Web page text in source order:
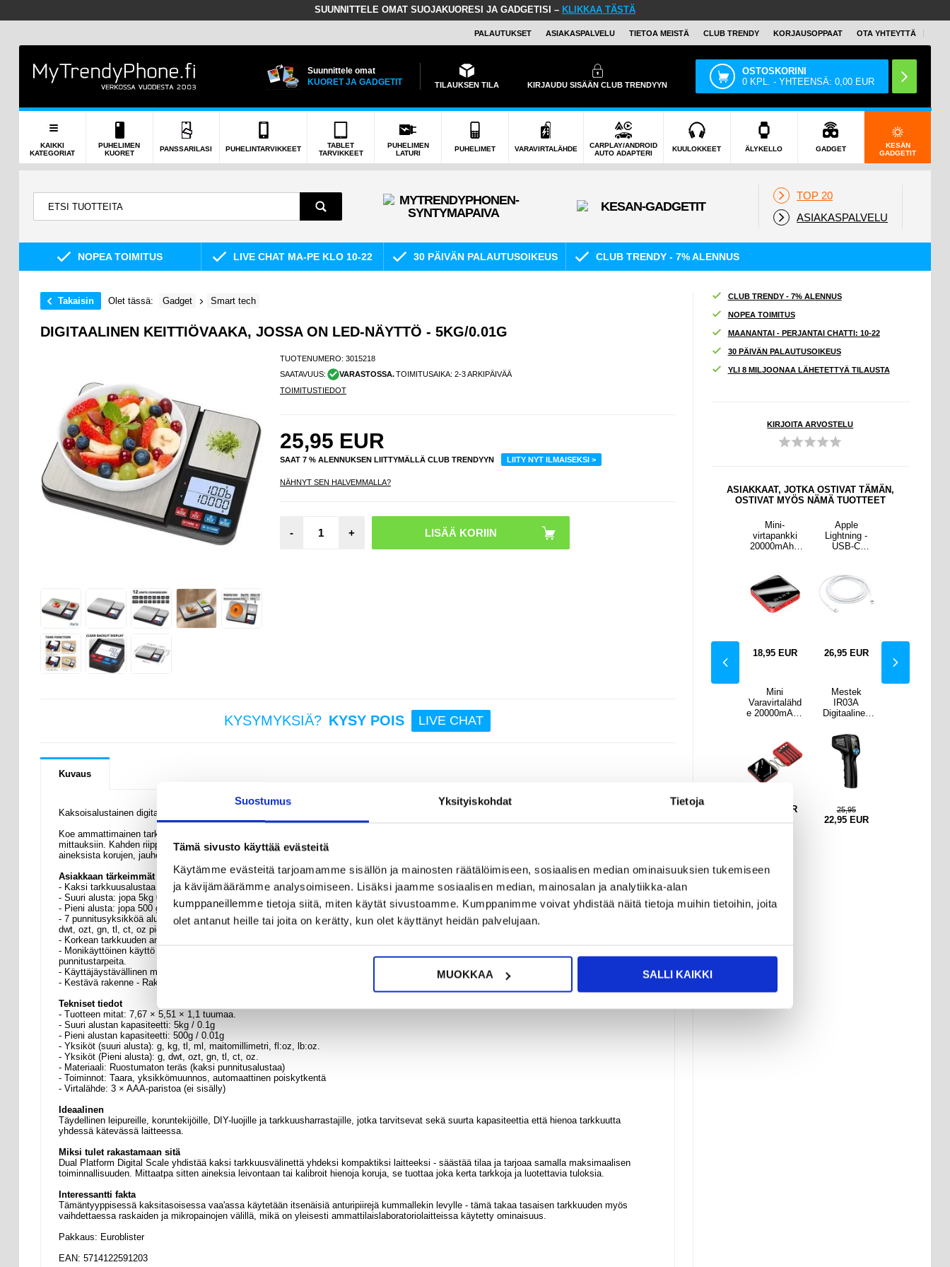
Suostumus Yksityiskohdat Tietoja
Tämä sivusto käyttää evästeitä
Käytämme evästeitä tarjoamamme sisällön ja mainosten räätälöimiseen, sosiaalisen median ominaisuuksien tukemiseen
ja kävijämäärämme analysoimiseen. Lisäksi jaamme sosiaalisen median, mainosalan ja analytiikka-alan
kumppaneillemme tietoja siitä, miten käytät sivustoamme. Kumppanimme voivat yhdistää näitä tietoja muihin tietoihin, joita
olet antanut heille tai joita on kerätty, kun olet käyttänyt heidän palvelujaan.
MUOKKAA SALLI KAIKKI
SUUNNITTELE OMAT SUOJAKUORESI JA GADGETISI – KLIKKAA TÄSTÄ
PALAUTUKSET ASIAKASPALVELU TIETOA MEISTÄ CLUB TRENDY KORJAUSOPPAAT OTA YHTEYTTÄ
Suunnittele omat
KUORET JA GADGETIT
TILAUKSEN TILA KIRJAUDU SISÄÄN CLUB TRENDYYN
OSTOSKORINI
0 KPL. - YHTEENSÄ:0,00 EUR
KAIKKI
KATEGORIAT
PUHELIMEN
KUORET
PANSSARILASI PUHELINTARVIKKEET
TABLET
TARVIKKEET
PUHELIMEN
LATURI
PUHELIMET VARAVIRTALÄHDE
CARPLAY/ANDROID
AUTO ADAPTERI
KUULOKKEET ÄLYKELLO GADGET
KESÄN
GADGETIT
TOP 20
ASIAKASPALVELU
NOPEA TOIMITUS LIVE CHAT MA-PE KLO 10-22 30 PÄIVÄN PALAUTUSOIKEUS CLUB TRENDY - 7% ALENNUS
Takaisin Olet tässä: Gadget Smart tech
DIGITAALINEN KEITTIÖVAAKA, JOSSA ON LED-NÄYTTÖ - 5KG/0.01G
TUOTENUMERO:3015218
SAATAVUUS:
VARASTOSSA.TOIMITUSAIKA: 2-3 ARKIPÄIVÄÄ
TOIMITUSTIEDOT
25,95 EUR
SAAT 7 % ALENNUKSEN LIITTYMÄLLÄ CLUB TRENDYYN LIITY NYT ILMAISEKSI >
NÄHNYT SEN HALVEMMALLA?
- +
KYSYMYKSIÄ? KYSY POIS LIVE CHAT
Kuvaus
Kaksoisalustainen digitaalinen keittiövaaka - 5kg / 0.01g korkean tarkkuuden ruoka, korut ja leivonta punnitusvaaka
Koe ammattimainen tarkkuus ja monipuolisuus kaksitasoisella digitaalisella keittiövaakalla, joka on suunniteltu sekä raskaisiin että herkkiin
mittauksiin. Kahden riippumattoman punnitusalustan - yhden suuren ja yhden mikrotarkkuuden - ansiosta tämä vaaka sopii kaikkeen leivonta-
aineksista korujen, jauheiden tai mausteiden punnitsemiseen.
Asiakkaan tärkeimmät ominaisuudet
- Kaksi tarkkuusalustaa - Varustettu kahdella erillisellä punnitusalustalla.
- Suuri alusta: jopa 5kg 0,1 g:n tarkkuudella, ihanteellinen elintarvikkeille, nesteille ja leivonta-aineille.
- Pieni alusta: jopa 500 g 0.01g:n tarkkuudella, täydellinen koruille, mausteille ja hienoille jauheille.
- 7 punnitusyksikköä alustaa kohden - Vaihda grammaa (g), kilogrammaa (kg), millilitraa (ml), maitomiljoonaa, tl, fl:oz, lb:oz suurella alustalla ja g,
dwt, ozt, gn, tl, ct, oz pienellä alustalla täydellistä joustavuutta varten.
- Korkean tarkkuuden anturit - Kehittyneet kuorma-anturit takaavat nopeat, johdonmukaiset ja erittäin tarkat lukemat molemmilla alustoilla.
- Monikäyttöinen käyttö - Ihanteellinen keittiöön, laboratorioon, korujen valmistukseen ja kosmetiikan formulointiin, tukee monenlaisia
punnitustarpeita.
- Käyttäjäystävällinen muotoilu - Sisältää taaraustoiminnon, selkeän digitaalinäytön ja automaattisen sammutuksen virran säästämiseksi.
- Kestävä rakenne - Rakennettu ruostumattomasta teräksestä valmistetuilla punnituslevyillä helppoa puhdistusta ja pitkäaikaista käyttöä varten.
Tekniset tiedot
- Tuotteen mitat: 7,67 × 5,51 × 1,1 tuumaa.
- Suuri alustan kapasiteetti: 5kg / 0.1g
- Pieni alustan kapasiteetti: 500g / 0.01g
- Yksiköt (suuri alusta): g, kg, tl, ml, maitomillimetri, fl:oz, lb:oz.
- Yksiköt (Pieni alusta): g, dwt, ozt, gn, tl, ct, oz.
- Materiaali: Ruostumaton teräs (kaksi punnitusalustaa)
- Toiminnot: Taara, yksikkömuunnos, automaattinen poiskytkentä
- Virtalähde: 3 × AAA-paristoa (ei sisälly)
Ideaalinen
Täydellinen leipureille, koruntekijöille, DIY-luojille ja tarkkuusharrastajille, jotka tarvitsevat sekä suurta kapasiteettia että hienoa tarkkuutta
yhdessä kätevässä laitteessa.
Miksi tulet rakastamaan sitä
Dual Platform Digital Scale yhdistää kaksi tarkkuusvälinettä yhdeksi kompaktiksi laitteeksi - säästää tilaa ja tarjoaa samalla maksimaalisen
toiminnallisuuden. Mittaatpa sitten aineksia leivontaan tai kalibroit hienoja koruja, se tuottaa joka kerta tarkkoja ja luotettavia tuloksia.
Interessantti fakta
Tämäntyyppisessä kaksitasoisessa vaa'assa käytetään itsenäisiä anturipiirejä kummallekin levylle - tämä takaa tasaisen tarkkuuden myös
vaihdettaessa raskaiden ja mikropainojen välillä, mikä on yleisesti ammattilaislaboratoriolaitteissa käytetty ominaisuus.
Pakkaus: Euroblister
EAN: 5714122591203
CLUB TRENDY - 7% ALENNUS
NOPEA TOIMITUS
MAANANTAI - PERJANTAI CHATTI: 10-22
30 PÄIVÄN PALAUTUSOIKEUS
YLI 8 MILJOONAA LÄHETETTYÄ TILAUSTA
KIRJOITA ARVOSTELU
ASIAKKAAT, JOTKA OSTIVAT TÄMÄN,
OSTIVAT MYÖS NÄMÄ TUOTTEET
10,95
Mini-
virtapankki
20000mAh -
18,95 EUR
Mini
Varavirtalähd
e 20000mAh -
USB-C,
MicroUSB -
Punainen
EUR
Apple
Lightning -
USB-C
- 2m -
Valkoinen
26,95 EUR
Mestek
IR03A
Digitaalinen
LCD-näytöllä
25,95
22,95 EUR